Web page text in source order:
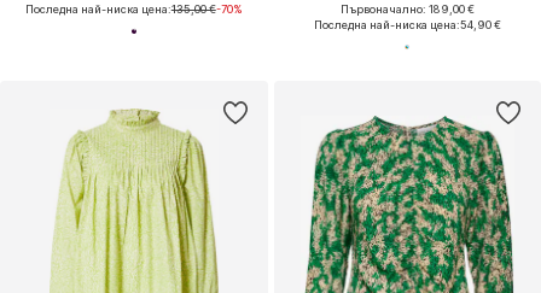
Последна най-ниска цена:135,00 €-70%
Първоначално: 189,00 €
Последна най-ниска цена:54,90 €